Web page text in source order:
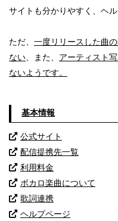
サイトも分かりやすく、ヘ
ただ、 一度リリースした曲
ない 、また、 アーティスト
ないようです。
基本情報
公式サイト
配信提携先一覧
利用料金
ボカロ楽曲について
歌詞連携
ヘルプページ